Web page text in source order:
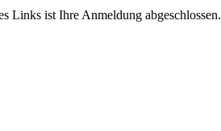
Links ist Ihre Anmeldung abgeschlossen.